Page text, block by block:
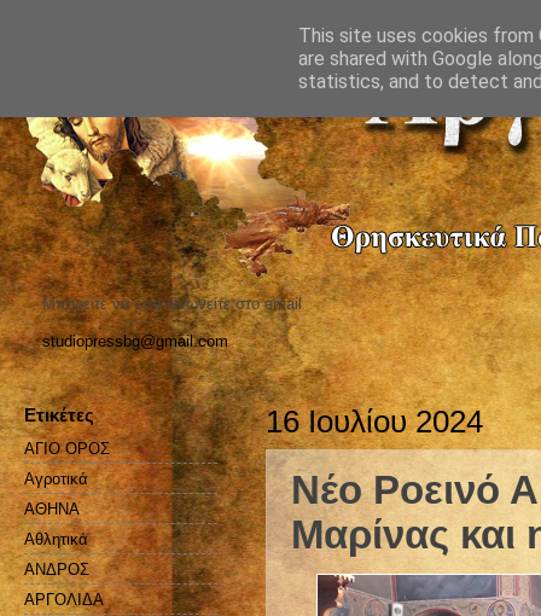
Μπορείτε να επικοινωνείτε στο email
studiopressbg@gmail.com
16 Ιουλίου 2024
Νέο Ροεινό
Μαρίνας και
Ετικέτες
ΑΓΙΟ ΟΡΟΣ
Αγροτικά
ΑΘΗΝΑ
Αθλητικά
ΑΝΔΡΟΣ
ΑΡΓΟΛΙΔΑ
This site uses cookies from
are shared with Google
statistics, and to detect